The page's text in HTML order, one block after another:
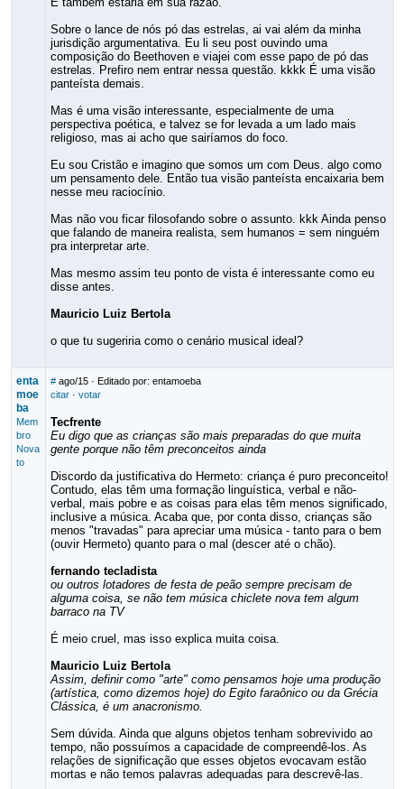
Sobre o lance de nós pó das estrelas, ai vai além da minha
jurisdição argumentativa. Eu li seu post ouvindo uma
composição do Beethoven e viajei com esse papo de pó das
estrelas. Prefiro nem entrar nessa questão. kkkk É uma visão
panteísta demais.
Mas é uma visão interessante, especialmente de uma
perspectiva poética, e talvez se for levada a um lado mais
religioso, mas ai acho que sairíamos do foco.
Eu sou Cristão e imagino que somos um com Deus. algo como
um pensamento dele. Então tua visão panteísta encaixaria bem
nesse meu raciocínio.
Mas não vou ficar filosofando sobre o assunto. kkk Ainda penso
que falando de maneira realista, sem humanos = sem ninguém
pra interpretar arte.
Mas mesmo assim teu ponto de vista é interessante como eu
disse antes.
Mauricio Luiz Bertola
o que tu sugeriria como o cenário musical ideal?
enta
moe
ba
Mem
bro
Nova
to
# ago/15· Editado por: entamoeba
citar· votar
Tecfrente
Eu digo que as crianças são mais preparadas do que muita
gente porque não têm preconceitos ainda
Discordo da justificativa do Hermeto: criança é puro preconceito!
Contudo, elas têm uma formação linguística, verbal e não-
verbal, mais pobre e as coisas para elas têm menos significado,
inclusive a música. Acaba que, por conta disso, crianças são
menos "travadas" para apreciar uma música - tanto para o bem
(ouvir Hermeto) quanto para o mal (descer até o chão).
fernando tecladista
ou outros lotadores de festa de peão sempre precisam de
alguma coisa, se não tem música chiclete nova tem algum
barraco na TV
É meio cruel, mas isso explica muita coisa.
Mauricio Luiz Bertola
Assim, definir como "arte" como pensamos hoje uma produção
(artística, como dizemos hoje) do Egito faraônico ou da Grécia
Clássica, é um anacronismo.
Sem dúvida. Ainda que alguns objetos tenham sobrevivido ao
tempo, não possuímos a capacidade de compreendê-los. As
relações de significação que esses objetos evocavam estão
mortas e não temos palavras adequadas para descrevê-las.